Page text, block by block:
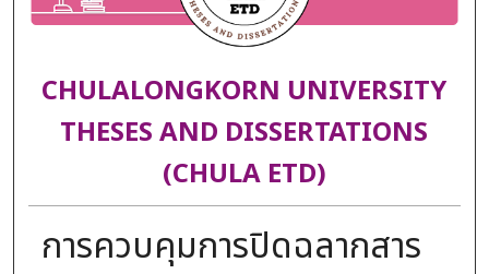
CHULALONGKORN UNIVERSITY
THESES AND DISSERTATIONS
(CHULA ETD)
การควบคุมการปิดฉลากสาร